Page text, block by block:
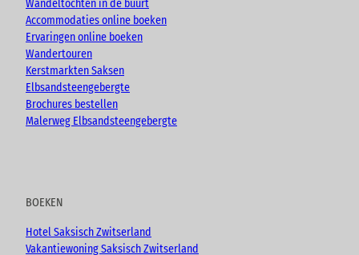
Wandeltochten in de buurt
Accommodaties online boeken
Ervaringen online boeken
Wandertouren
Kerstmarkten Saksen
Elbsandsteengebergte
Brochures bestellen
Malerweg Elbsandsteengebergte
BOEKEN
Hotel Saksisch Zwitserland
Vakantiewoning Saksisch Zwitserland